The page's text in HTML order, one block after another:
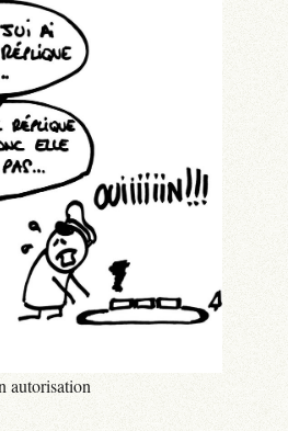
autorisation